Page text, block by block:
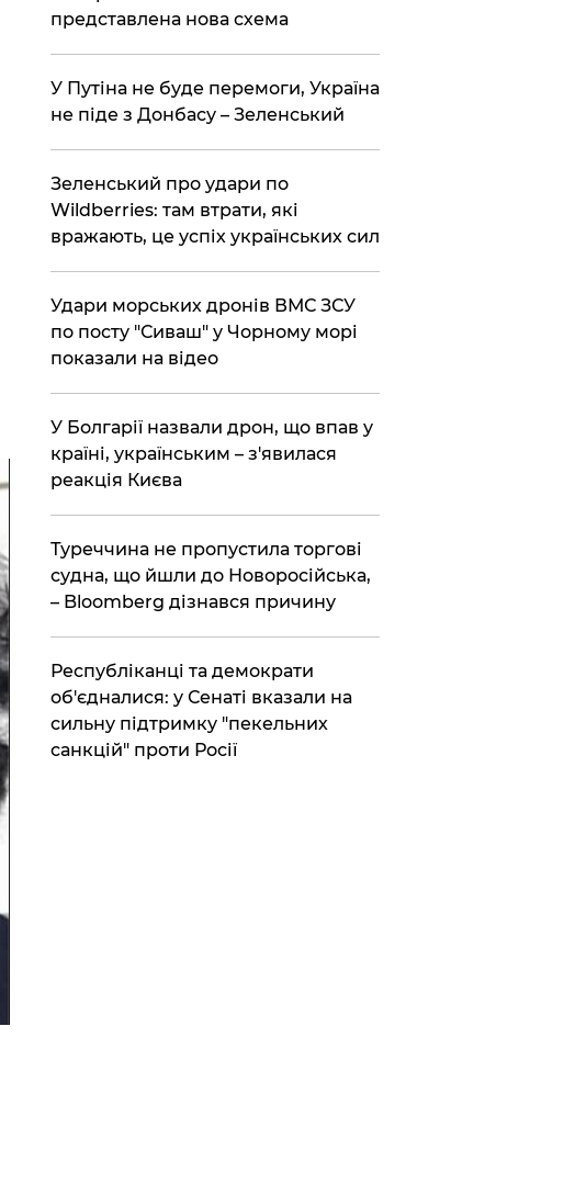
представлена ​​нова схема
У Путіна не буде перемоги, Україна
не піде з Донбасу – Зеленський
Зеленський про удари по
Wildberries: там втрати, які
вражають, це успіх українських сил
Удари морських дронів ВМС ЗСУ
по посту "Сиваш" у Чорному морі
показали на відео
У Болгарії назвали дрон, що впав у
країні, українським – з'явилася
реакція Києва
Туреччина не пропустила торгові
судна, що йшли до Новоросійська,
– Bloomberg дізнався причину
Республіканці та демократи
об'єдналися: у Сенаті вказали на
сильну підтримку "пекельних
санкцій" проти Росії